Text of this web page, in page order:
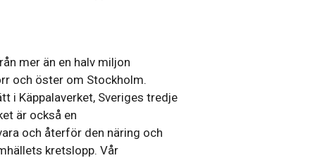
mer än en halv miljon
och öster om Stockholm.
i Käppalaverket, Sveriges tredje
är också en
och återför den näring och
kretslopp. Vår